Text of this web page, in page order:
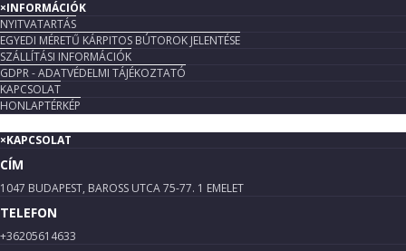
×INFORMÁCIÓK
NYITVATARTÁS
EGYEDI MÉRETŰ KÁRPITOS BÚTOROK JELENTÉSE
SZÁLLÍTÁSI INFORMÁCIÓK
GDPR - ADATVÉDELMI TÁJÉKOZTATÓ
KAPCSOLAT
HONLAPTÉRKÉP
×KAPCSOLAT
CÍM
1047 BUDAPEST, BAROSS UTCA 75-77. 1 EMELET
TELEFON
+36205614633